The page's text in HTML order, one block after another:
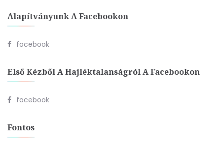
Alapítványunk A Facebookon
facebook
Első Kézből A Hajléktalanságról A Facebookon
facebook
Fontos